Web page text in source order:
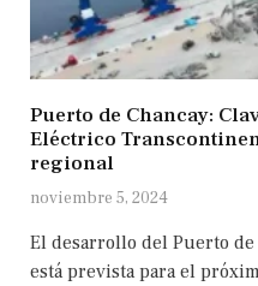
Puerto de Chancay:
Eléctrico
regional
noviembre 5, 2024
El desarrollo del Puerto
está prevista para el